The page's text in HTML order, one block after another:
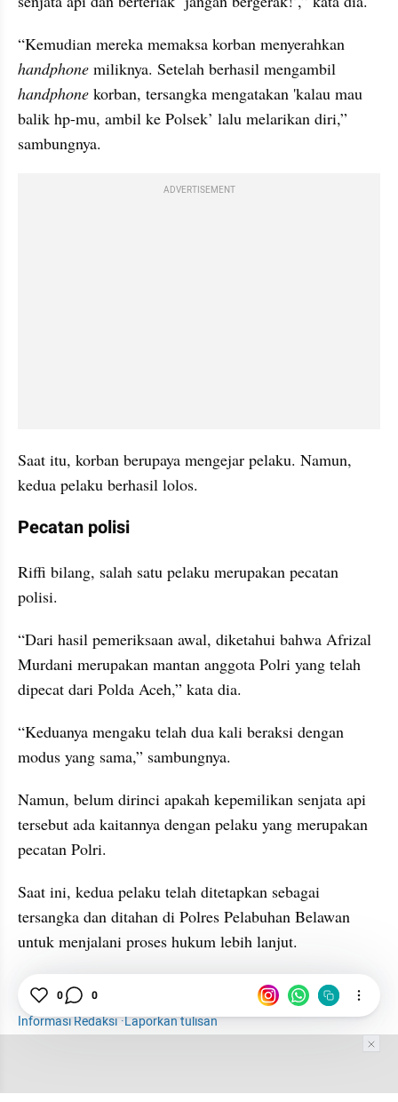
handphone
handphone korban, tersangka mengatakan 'kalau mau
balik hp-mu, ambil ke Polsek’ lalu melarikan diri,”
sambungnya.
ADVERTISEMENT
Saat itu, korban berupaya mengejar pelaku. Namun,
kedua pelaku berhasil lolos.
Pecatan polisi
Riffi bilang, salah satu pelaku merupakan pecatan
polisi.
“Dari hasil pemeriksaan awal, diketahui bahwa Afrizal
Murdani merupakan mantan anggota Polri yang telah
dipecat dari Polda Aceh,” kata dia.
“Keduanya mengaku telah dua kali beraksi dengan
modus yang sama,” sambungnya.
Namun, belum dirinci apakah kepemilikan senjata api
tersebut ada kaitannya dengan pelaku yang merupakan
pecatan Polri.
Saat ini, kedua pelaku telah ditetapkan sebagai
tersangka dan ditahan di Polres Pelabuhan Belawan
untuk menjalani proses hukum lebih lanjut.
Polda Aceh
Perampok
Informasi Redaksi·Laporkan tulisan
0 0